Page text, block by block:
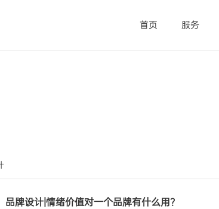
首页 服务
品牌设计|情绪价值对一个品牌有什么用？